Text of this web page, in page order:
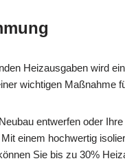
Heizausgaben wird
wichtigen Maßnahme
entwerfen oder
einem hochwertig
Sie bis zu 30%